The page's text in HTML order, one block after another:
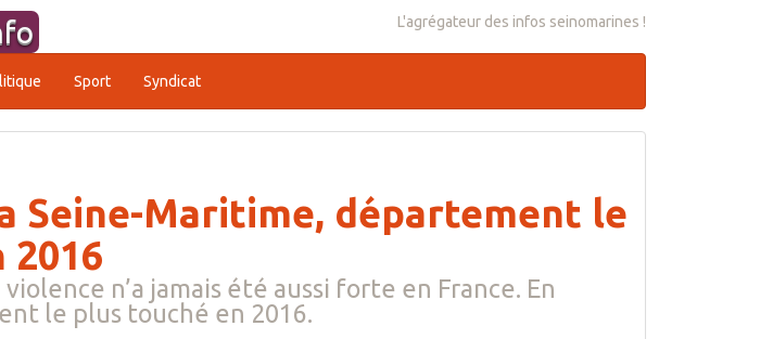
L'agrégateur des infos seinomarines !
Sport Syndicat
Seine-Maritime, département le
2016
n’a jamais été aussi forte en France. En
le plus touché en 2016.